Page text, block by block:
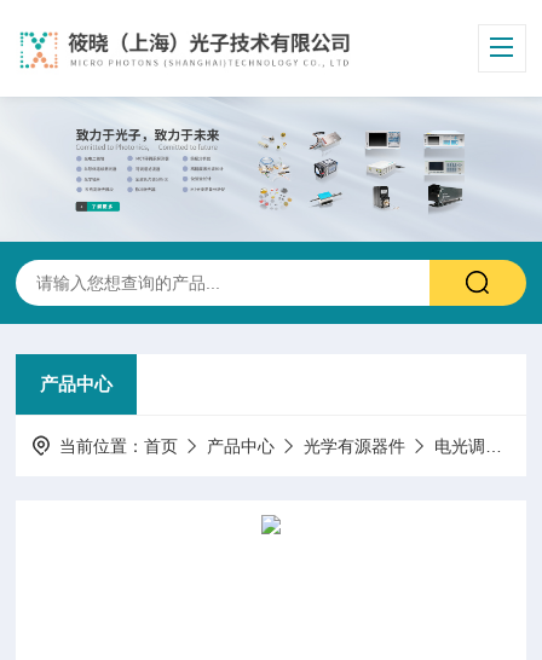
产品中心
当前位置：首页 产品中心 光学有源器件 电光调制器移相器倒相器